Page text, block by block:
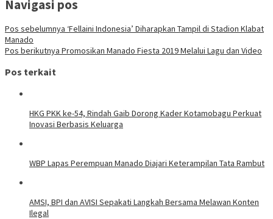
Navigasi pos
Pos sebelumnya ‘Fellaini Indonesia’ Diharapkan Tampil di Stadion Klabat
Manado
Pos berikutnya Promosikan Manado Fiesta 2019 Melalui Lagu dan Video
Pos terkait
HKG PKK ke-54, Rindah Gaib Dorong Kader Kotamobagu Perkuat
Inovasi Berbasis Keluarga
WBP Lapas Perempuan Manado Diajari Keterampilan Tata Rambut
AMSI, BPI dan AVISI Sepakati Langkah Bersama Melawan Konten
Ilegal